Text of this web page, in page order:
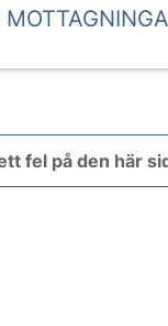
fel på den här